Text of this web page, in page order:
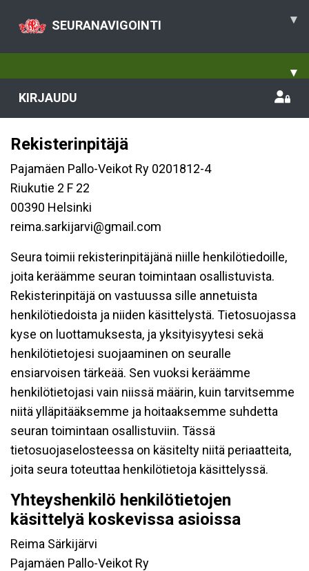
SEURANAVIGOINTI ▾
▾
KIRJAUDU
Rekisterinpitäjä
Pajamäen Pallo-Veikot Ry 0201812-4
Riukutie 2 F 22
00390 Helsinki
reima.sarkijarvi@gmail.com
Seura toimii rekisterinpitäjänä niille henkilötiedoille,
joita keräämme seuran toimintaan osallistuvista.
Rekisterinpitäjä on vastuussa sille annetuista
henkilötiedoista ja niiden käsittelystä. Tietosuojassa
kyse on luottamuksesta, ja yksityisyytesi sekä
henkilötietojesi suojaaminen on seuralle
ensiarvoisen tärkeää. Sen vuoksi keräämme
henkilötietojasi vain niissä määrin, kuin tarvitsemme
niitä ylläpitääksemme ja hoitaaksemme suhdetta
seuran toimintaan osallistuviin. Tässä
tietosuojaselosteessa on käsitelty niitä periaatteita,
joita seura toteuttaa henkilötietoja käsittelyssä.
Yhteyshenkilö henkilötietojen
käsittelyä koskevissa asioissa
Reima Särkijärvi
Pajamäen Pallo-Veikot Ry